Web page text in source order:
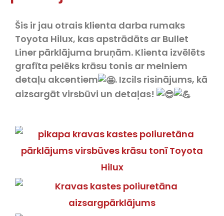
Šis ir jau otrais klienta darba rumaks
Toyota Hilux, kas apstrādāts ar Bullet
Liner pārklājuma bruņām. Klienta izvēlēts
grafīta pelēks krāsu tonis ar melniem
detaļu akcentiem
. Izcils risinājums, kā
aizsargāt virsbūvi un detaļas!